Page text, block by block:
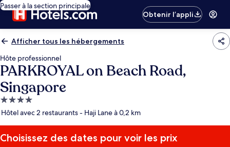
Passer à la section principale
Obtenir l’appli
Afficher tous les hébergements
Hôte professionnel
PARKROYAL on Beach Road,
Singapore
Hébergement
4.0 étoiles
Hôtel avec 2 restaurants - Haji Lane à 0,2 km
Choisissez des dates pour voir les prix